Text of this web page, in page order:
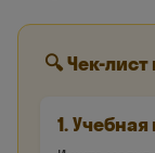
🔍 Чек-
1.